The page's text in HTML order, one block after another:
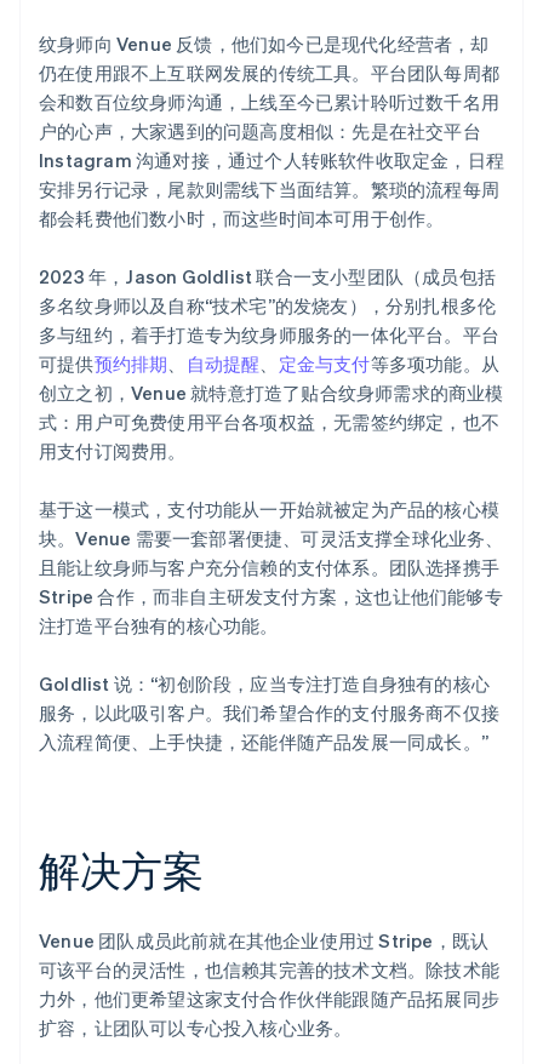
纹身师向 Venue 反馈，他们如今已是现代化经营者，却
仍在使用跟不上互联网发展的传统工具。平台团队每周都
会和数百位纹身师沟通，上线至今已累计聆听过数千名用
户的心声，大家遇到的问题高度相似：先是在社交平台
Instagram 沟通对接，通过个人转账软件收取定金，日程
安排另行记录，尾款则需线下当面结算。繁琐的流程每周
都会耗费他们数小时，而这些时间本可用于创作。
2023 年，Jason Goldlist 联合一支小型团队（成员包括
多名纹身师以及自称“技术宅”的发烧友），分别扎根多伦
多与纽约，着手打造专为纹身师服务的一体化平台。平台
可提供预约排期 自动提醒 定金与支付等多项功能。从
创立之初，Venue 就特意打造了贴合纹身师需求的商业模
式：用户可免费使用平台各项权益，无需签约绑定，也不
用支付订阅费用。
基于这一模式，支付功能从一开始就被定为产品的核心模
块。Venue 需要一套部署便捷、可灵活支撑全球化业务、
且能让纹身师与客户充分信赖的支付体系。团队选择携手
Stripe 合作，而非自主研发支付方案，这也让他们能够专
注打造平台独有的核心功能。
Goldlist 说：“初创阶段，应当专注打造自身独有的核心
服务，以此吸引客户。我们希望合作的支付服务商不仅接
入流程简便、上手快捷，还能伴随产品发展一同成长。”
解决方案
Venue 团队成员此前就在其他企业使用过 Stripe，既认
可该平台的灵活性，也信赖其完善的技术文档。除技术能
力外，他们更希望这家支付合作伙伴能跟随产品拓展同步
扩容，让团队可以专心投入核心业务。